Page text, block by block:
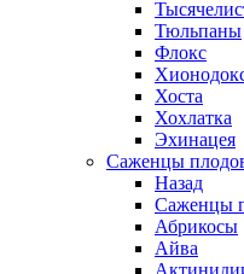
Тюльпаны
Флокс
Хоста
Хохлатка
Эхинацея
Саженцы
Назад
Саженцы
Абрикосы
Айва